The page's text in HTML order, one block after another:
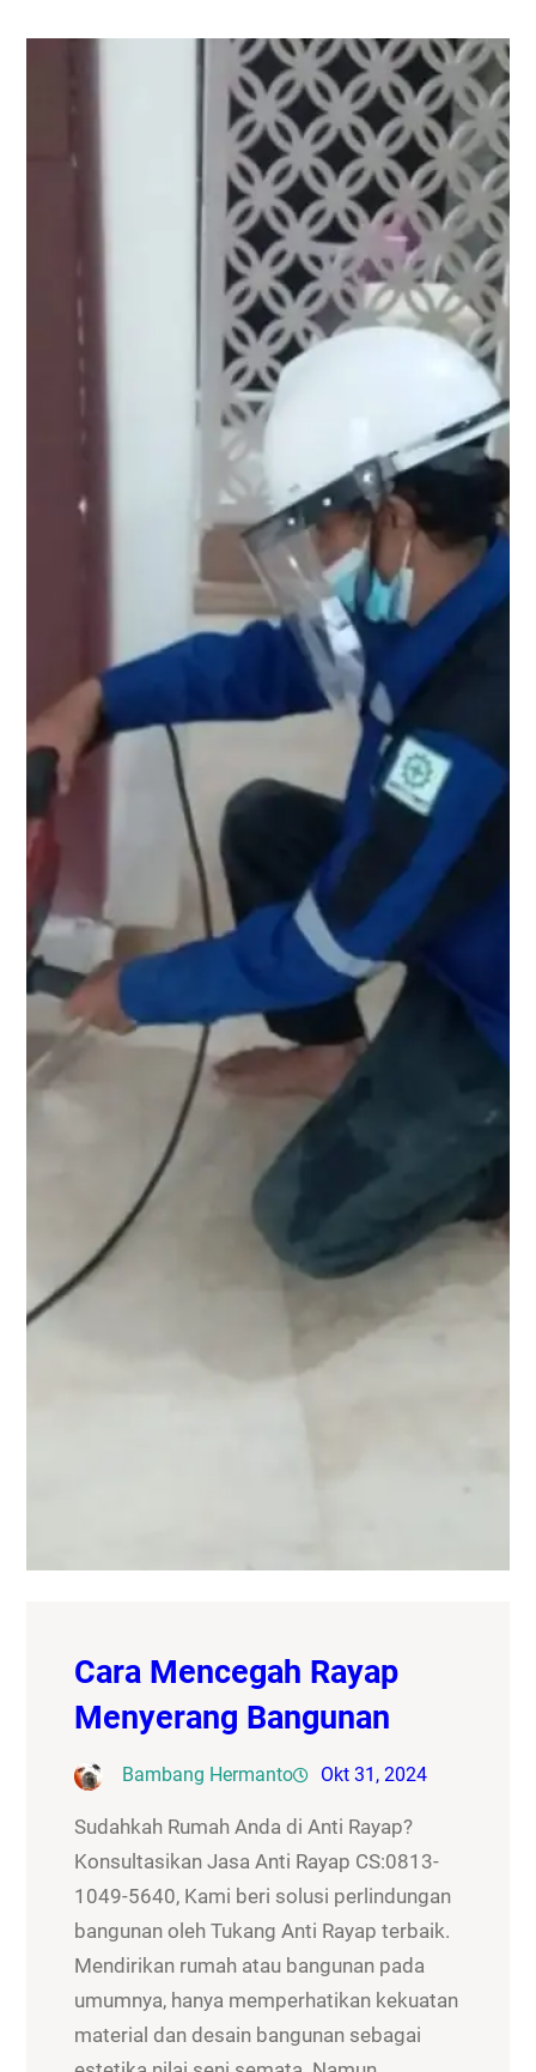
Cara Mencegah Rayap
Menyerang Bangunan
Bambang Hermanto Okt 31, 2024
Sudahkah Rumah Anda di Anti Rayap?
Konsultasikan Jasa Anti Rayap CS:0813-
1049-5640, Kami beri solusi perlindungan
bangunan oleh Tukang Anti Rayap terbaik.
Mendirikan rumah atau bangunan pada
umumnya, hanya memperhatikan kekuatan
material dan desain bangunan sebagai